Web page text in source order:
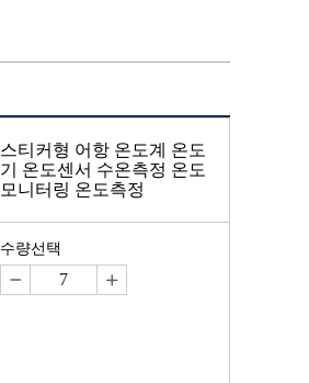
스티커형 어항 온도계 온도
기 온도센서 수온측정 온도
모니터링 온도측정
수량선택